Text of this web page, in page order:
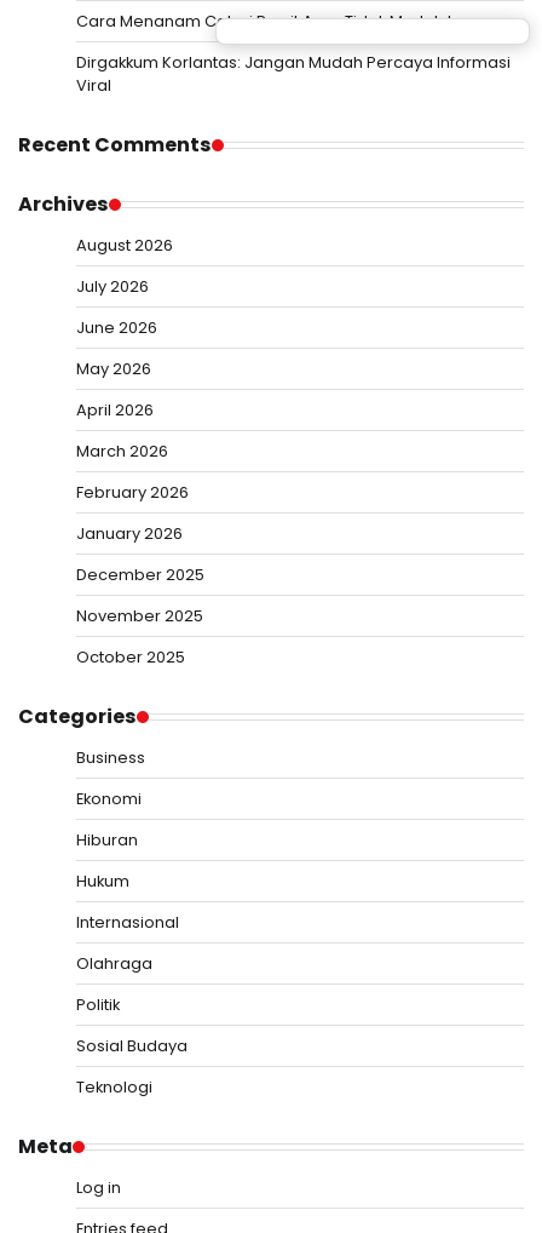
Cara Menanam Cabai Rawit Agar Tidak Mudah Layu
Dirgakkum Korlantas: Jangan Mudah Percaya Informasi
Viral
Recent Comments
Archives
August 2026
July 2026
June 2026
May 2026
April 2026
March 2026
February 2026
January 2026
December 2025
November 2025
October 2025
Categories
Business
Ekonomi
Hiburan
Hukum
Internasional
Olahraga
Politik
Sosial Budaya
Teknologi
Meta
Log in